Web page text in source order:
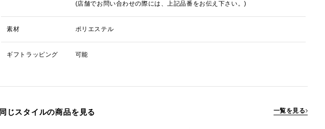
(店舗でお問い合わせの際には、上記品番をお伝え下さい。)
素材 ポリエステル
ギフトラッピング 可能
同じスタイルの商品を見る 一覧を見る